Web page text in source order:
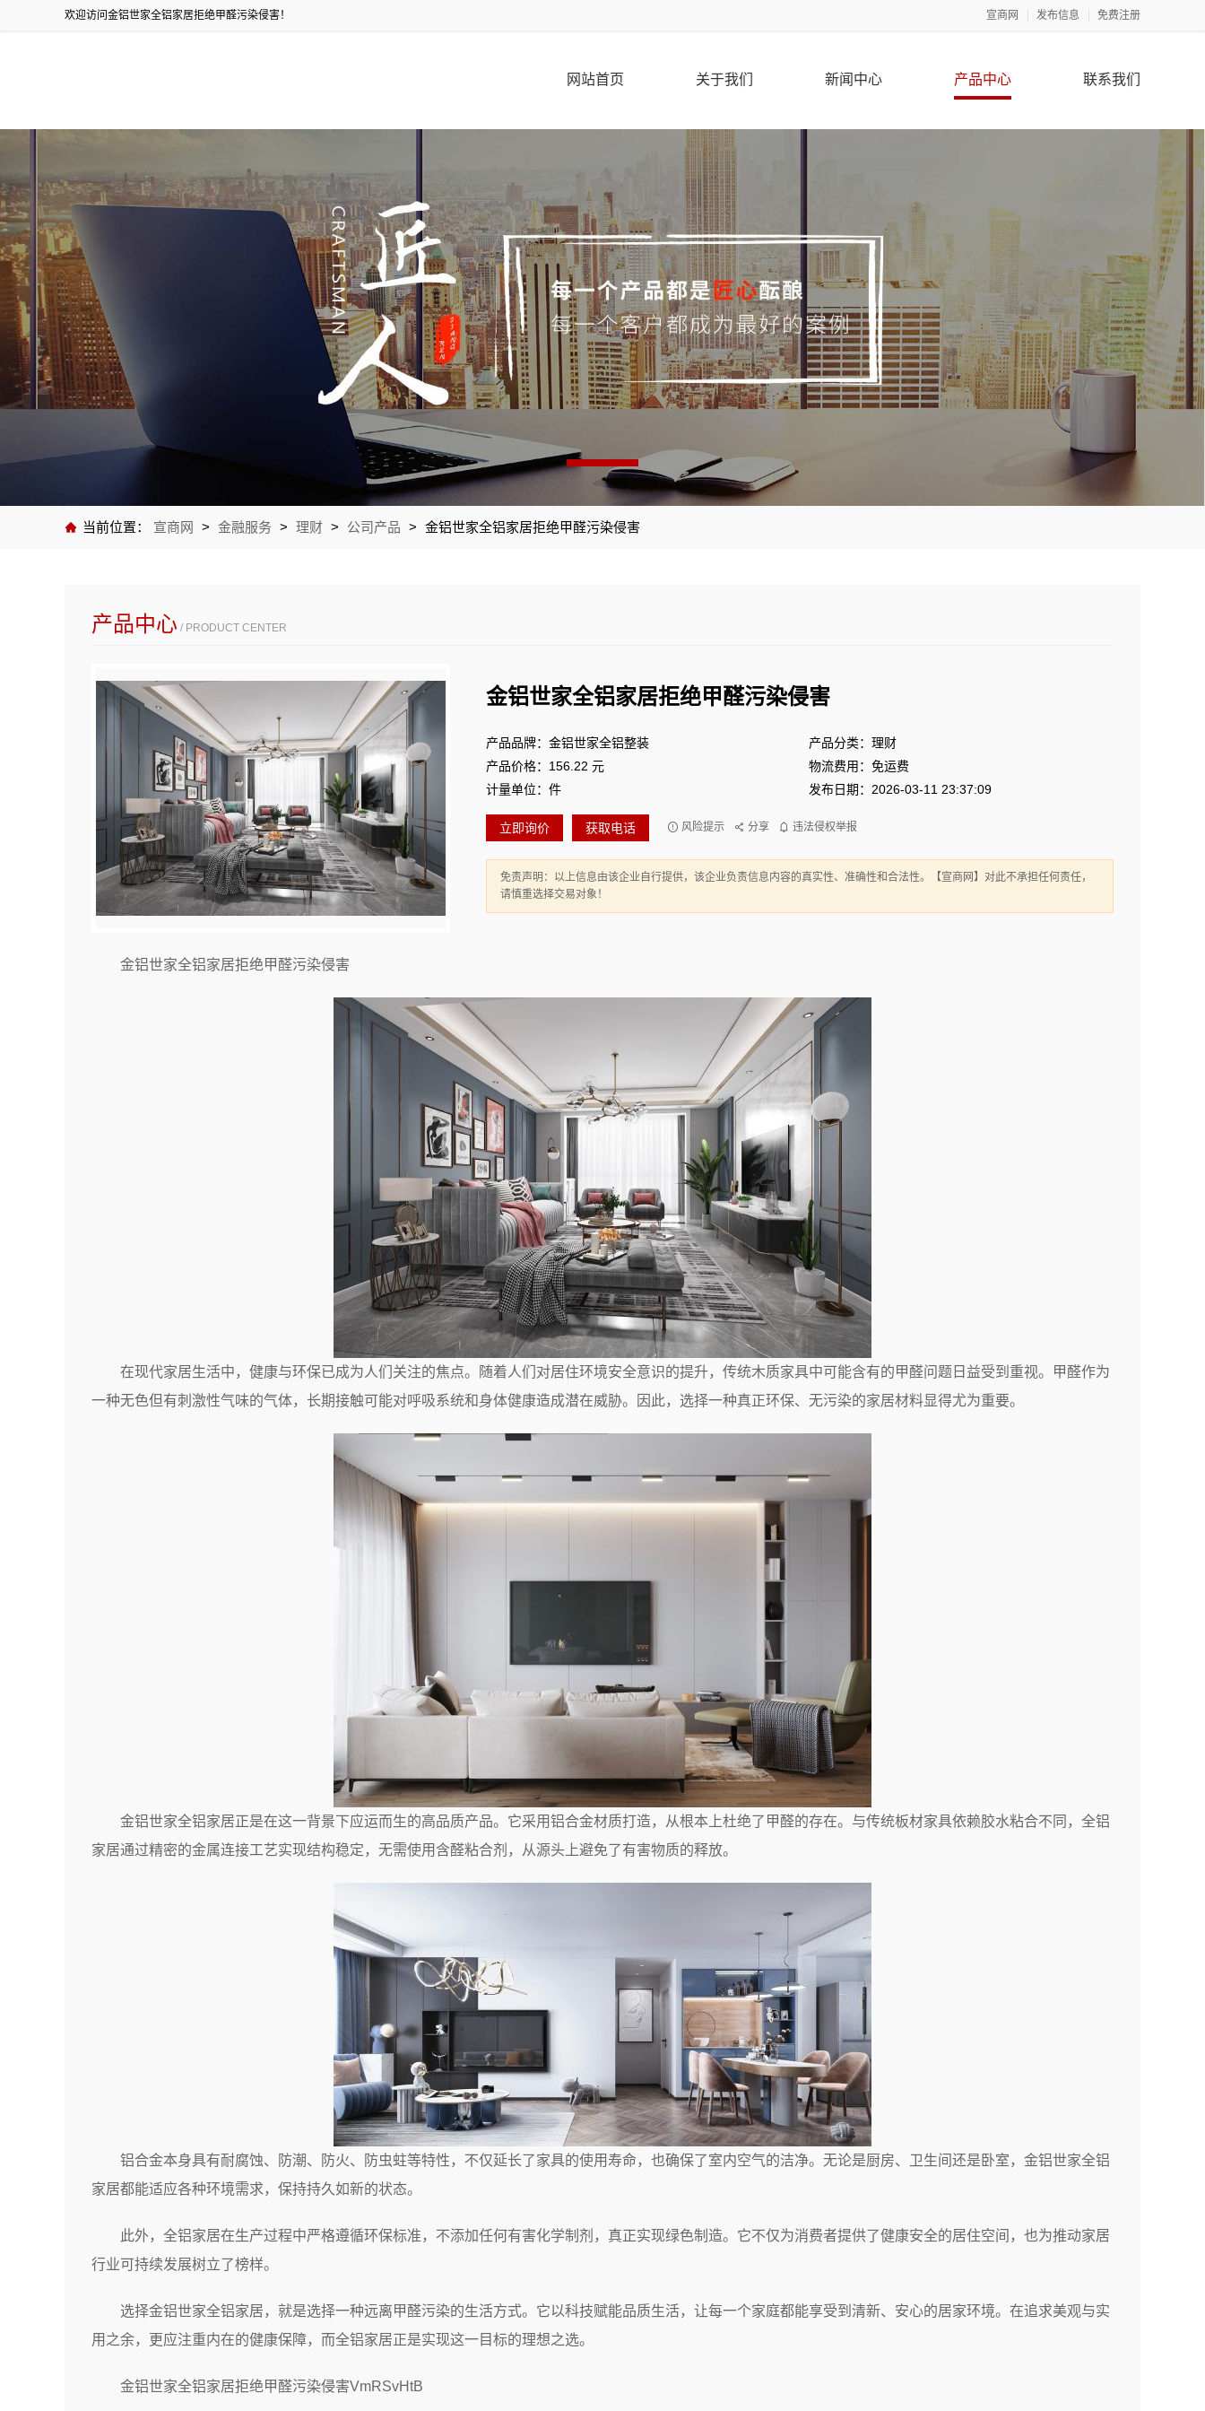
欢迎访问金铝世家全铝家居拒绝甲醛污染侵害！ 宣商网 发布信息 免费注册
网站首页 关于我们 新闻中心 产品中心 联系我们
当前位置： 宣商网 > 金融服务 > 理财 > 公司产品 > 金铝世家全铝家居拒绝甲醛污染侵害
产品中心 / PRODUCT CENTER
金铝世家全铝家居拒绝甲醛污染侵害
产品品牌：金铝世家全铝整装
产品分类：理财
产品价格：156.22 元
物流费用：免运费
计量单位：件
发布日期：2026-03-11 23:37:09
立即询价 获取电话 风险提示 分享 违法侵权举报
免责声明：以上信息由该企业自行提供，该企业负责信息内容的真实性、准确性和合法性。【宣商网】对此不承担任何责任，
请慎重选择交易对象！
金铝世家全铝家居拒绝甲醛污染侵害
在现代家居生活中，健康与环保已成为人们关注的焦点。随着人们对居住环境安全意识的提升，传统木质家具中可能含有的甲醛问题日益受到重视。甲醛作为
一种无色但有刺激性气味的气体，长期接触可能对呼吸系统和身体健康造成潜在威胁。因此，选择一种真正环保、无污染的家居材料显得尤为重要。
金铝世家全铝家居正是在这一背景下应运而生的高品质产品。它采用铝合金材质打造，从根本上杜绝了甲醛的存在。与传统板材家具依赖胶水粘合不同，全铝
家居通过精密的金属连接工艺实现结构稳定，无需使用含醛粘合剂，从源头上避免了有害物质的释放。
铝合金本身具有耐腐蚀、防潮、防火、防虫蛀等特性，不仅延长了家具的使用寿命，也确保了室内空气的洁净。无论是厨房、卫生间还是卧室，金铝世家全铝
家居都能适应各种环境需求，保持持久如新的状态。
此外，全铝家居在生产过程中严格遵循环保标准，不添加任何有害化学制剂，真正实现绿色制造。它不仅为消费者提供了健康安全的居住空间，也为推动家居
行业可持续发展树立了榜样。
选择金铝世家全铝家居，就是选择一种远离甲醛污染的生活方式。它以科技赋能品质生活，让每一个家庭都能享受到清新、安心的居家环境。在追求美观与实
用之余，更应注重内在的健康保障，而全铝家居正是实现这一目标的理想之选。
金铝世家全铝家居拒绝甲醛污染侵害VmRSvHtB